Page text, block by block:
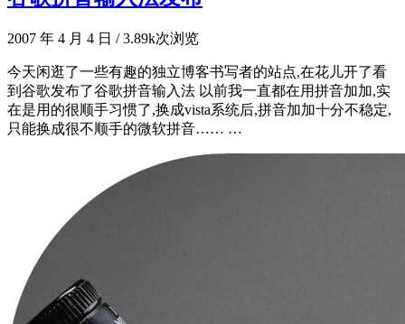
2007 年 4 月 4 日 /3.89k次浏览
今天闲逛了一些有趣的独立博客书写者的站点,在花儿开了看
到谷歌发布了谷歌拼音输入法 以前我一直都在用拼音加加,实
在是用的很顺手习惯了,换成vista系统后,拼音加加十分不稳定,
只能换成很不顺手的微软拼音…… …